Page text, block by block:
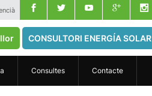
CONSULTORI ENERGÍA SOLAR
Consultes Contacte